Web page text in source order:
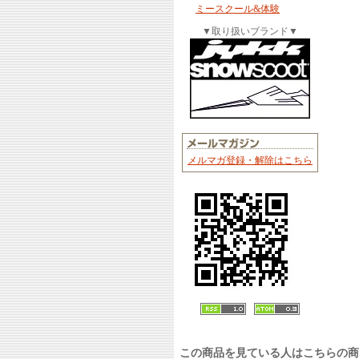
ミースクール&体験
▼取り扱いブランド▼
メルマガ登録・解除はこちら
この商品を見ている人はこちらの